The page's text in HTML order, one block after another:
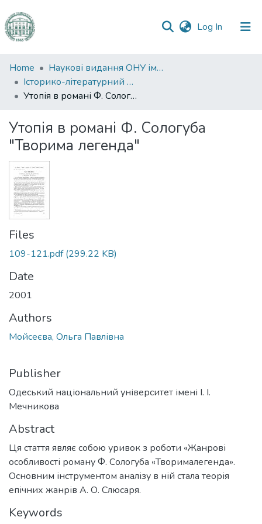
Log In (current)
Communities
&
Collections
Statistics
Home
Наукові видання ОНУ імені І. І. Мечникова
Історико-літературний журнал
Утопія в романі Ф. Сологуба "Творима легенда"
Утопія в романі Ф. Сологуба
"Творима легенда"
Files
109-121.pdf(299.22 KB)
Date
2001
Authors
Мойсеєва, Ольга Павлівна
Publisher
Одеський національний університет імені І. І.
Мечникова
Abstract
Ця стаття являє собою уривок з роботи «Жанрові
особливості роману Ф. Сологуба «Творималегенда».
Основним інструментом аналізу в ній стала теорія
епічних жанрів А. О. Слюсаря.
Keywords